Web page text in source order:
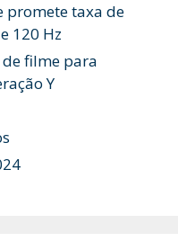
promete taxa de
120 Hz
filme para
Y